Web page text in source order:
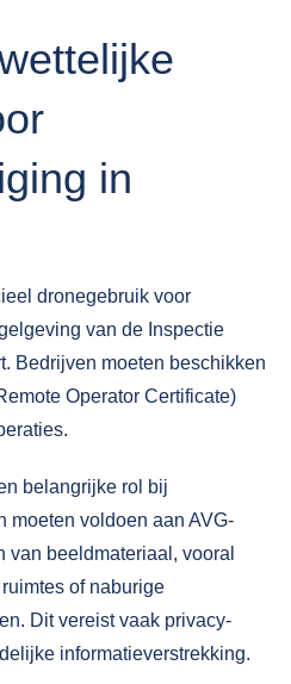
in
dronegebruik voor
van de Inspectie
. Bedrijven moeten beschikken
Operator Certificate)
belangrijke rol bij
moeten voldoen aan AVG-
beeldmateriaal, vooral
of naburige
Dit vereist vaak privacy-
informatieverstrekking.